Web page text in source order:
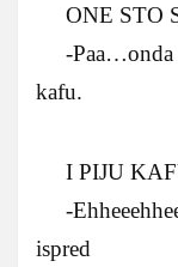
ONE STO
-Paa…onda
kafu.
I PIJU
-
ispred